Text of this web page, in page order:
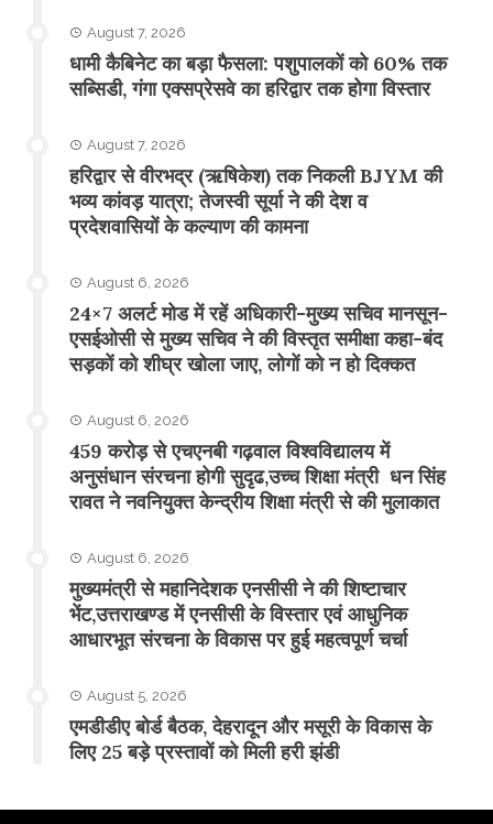
August 7, 2026
​धामी कैबिनेट का बड़ा फैसला: पशुपालकों को 60% तक
सब्सिडी, गंगा एक्सप्रेसवे का हरिद्वार तक होगा विस्तार
August 7, 2026
​हरिद्वार से वीरभद्र (ऋषिकेश) तक निकली BJYM की
भव्य कांवड़ यात्रा; तेजस्वी सूर्या ने की देश व
प्रदेशवासियों के कल्याण की कामना
August 6, 2026
24×7 अलर्ट मोड में रहें अधिकारी-मुख्य सचिव मानसून-
एसईओसी से मुख्य सचिव ने की विस्तृत समीक्षा कहा-बंद
सड़कों को शीघ्र खोला जाए, लोगों को न हो दिक्कत
August 6, 2026
459 करोड़ से एचएनबी गढ़वाल विश्वविद्यालय में
अनुसंधान संरचना होगी सुदृढ,उच्च शिक्षा मंत्री धन सिंह
रावत ने नवनियुक्त केन्द्रीय शिक्षा मंत्री से की मुलाकात
August 6, 2026
मुख्यमंत्री से महानिदेशक एनसीसी ने की शिष्टाचार
भेंट,उत्तराखण्ड में एनसीसी के विस्तार एवं आधुनिक
आधारभूत संरचना के विकास पर हुई महत्वपूर्ण चर्चा
August 5, 2026
एमडीडीए बोर्ड बैठक, देहरादून और मसूरी के विकास के
लिए 25 बड़े प्रस्तावों को मिली हरी झंडी